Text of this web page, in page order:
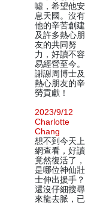
噓，希望他安
息天國。沒有
他的辛苦創建
及許多熱心朋
友的共同努
力，好讀不容
易經營至今。
謝謝周博士及
熱心朋友的辛
勞貢獻！
2023/9/12
Charlotte
Chang
想不到今天上
網查看，好讀
竟然復活了，
是哪位神仙壯
士伸出援手？
還沒仔細搜尋
來龍去脈，已